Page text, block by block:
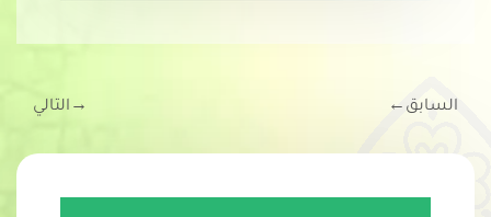
السابق ←
→ التالي